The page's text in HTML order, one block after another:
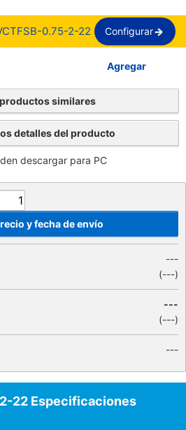
0.75-2-22 Configurar
Agregar
similares
detalles del producto
descargar para PC
y fecha de envío
---
(---)
---
(---)
---
22 Especificaciones